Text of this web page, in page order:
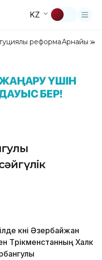
KZ
реформаАрнайы
күні Әзербайжан
Түрікменстанның Халк